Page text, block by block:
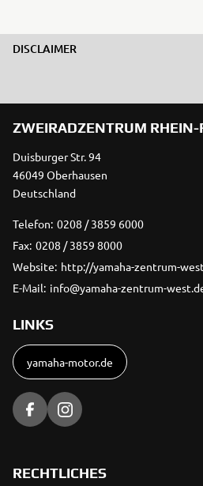
DISCLAIMER
ZWEIRADZENTRUM RHEIN-
Duisburger Str. 94
46049 Oberhausen
Deutschland
Telefon: 0208 / 3859 6000
Fax: 0208 / 3859 8000
Website: http://yamaha-zentrum-
E-Mail: info@yamaha-zentrum-
LINKS
yamaha-motor.de
RECHTLICHES